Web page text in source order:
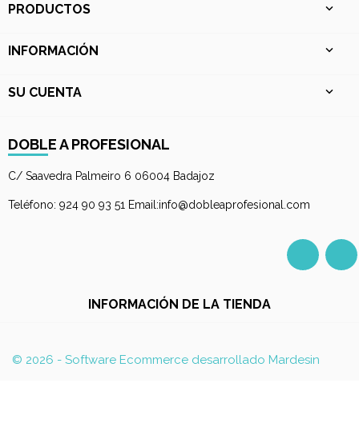
PRODUCTOS 
INFORMACIÓN 
SU CUENTA 
DOBLE A PROFESIONAL
C/ Saavedra Palmeiro 6 06004 Badajoz
Teléfono: 924 90 93 51 Email:info@dobleaprofesional.com
INFORMACIÓN DE LA TIENDA
© 2026 - Software Ecommerce desarrollado Mardesin